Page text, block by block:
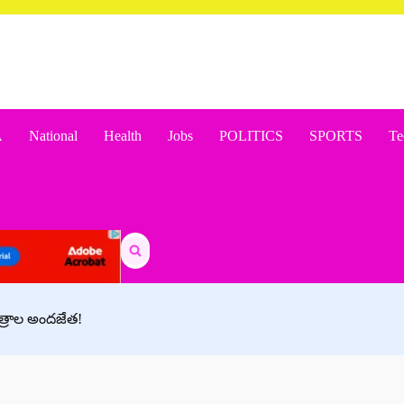
National Health Jobs POLITICS SPORTS
Search
for:
అందజేత!